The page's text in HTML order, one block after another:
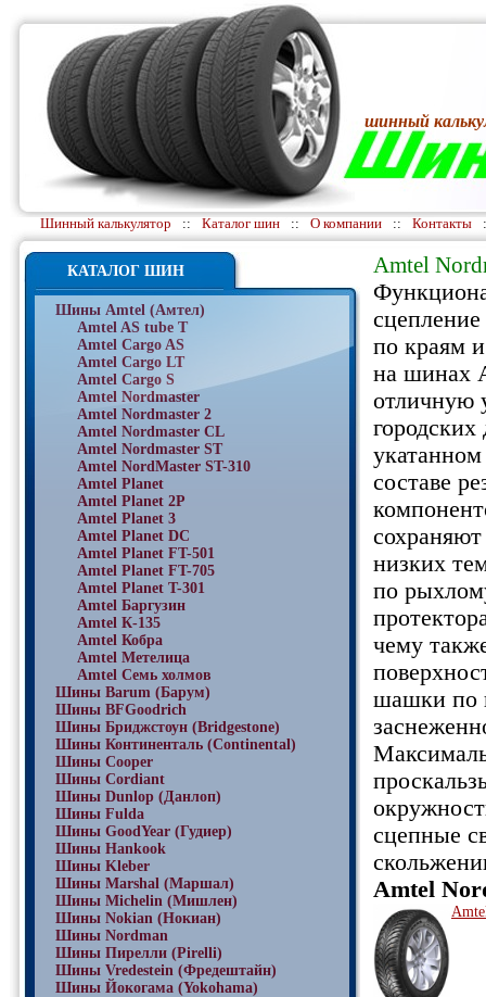
шинный
Шинный калькулятор :: Каталог шин :: О компании :: Контакты
КАТАЛОГ ШИН
Шины Amtel (Амтел)
Amtel AS tube T
Amtel Cargo AS
Amtel Cargo LT
Amtel Cargo S
Amtel Nordmaster
Amtel Nordmaster 2
Amtel Nordmaster CL
Amtel Nordmaster ST
Amtel NordMaster ST-310
Amtel Planet
Amtel Planet 2P
Amtel Planet 3
Amtel Planet DC
Amtel Planet FT-501
Amtel Planet FT-705
Amtel Planet T-301
Amtel Баргузин
Amtel К-135
Amtel Кобра
Amtel Метелица
Amtel Семь холмов
Шины Barum (Барум)
Шины BFGoodrich
Шины Бриджстоун (Bridgestone)
Шины Континенталь (Continental)
Шины Cooper
Шины Cordiant
Шины Dunlop (Данлоп)
Шины Fulda
Шины GoodYear (Гудиер)
Шины Hankook
Шины Kleber
Шины Marshal (Маршал)
Шины Michelin (Мишлен)
Шины Nokian (Нокиан)
Шины Nordman
Шины Пирелли (Pirelli)
Шины Vredestein (Фредештайн)
Шины Йокогама (Yokohama)
Amtel
по краям
на шинах
отличную
городских
составе
низких
по
чему
шашки по
сцепные
Amtel